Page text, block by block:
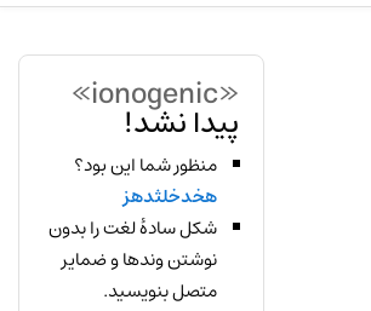
«ionogenic»
پیدا نشد!
منظور شما این بود؟
هخدخلثدهز
شکل سادهٔ لغت را بدون
نوشتن وندها و ضمایر
متصل بنویسید.